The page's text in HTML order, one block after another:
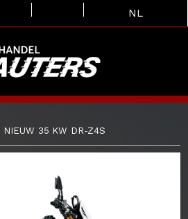
NL
NIEUW 35 KW DR-Z4S